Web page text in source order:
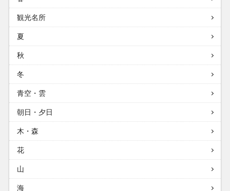
観光名所
夏
秋
冬
青空・雲
朝日・夕日
木・森
花
山
海